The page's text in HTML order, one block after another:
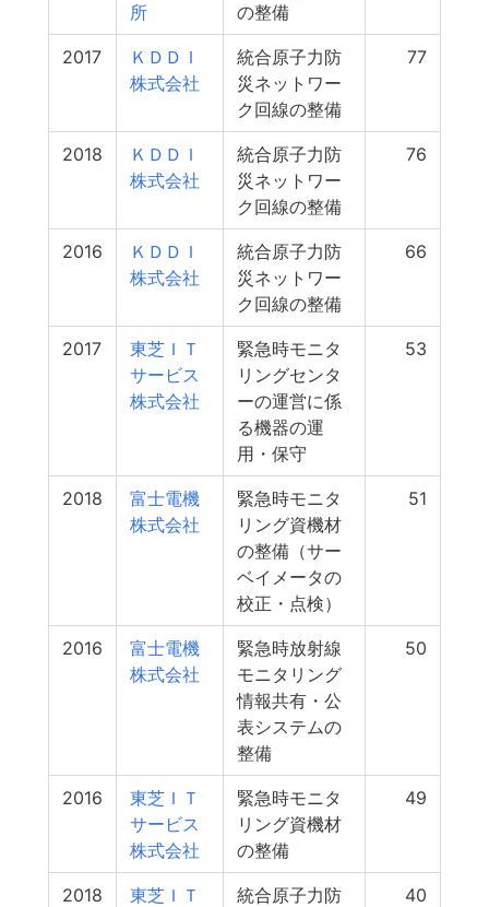
所
の整備
2017
ＫＤＤＩ
株式会社
統合原子力防
災ネットワー
ク回線の整備
77
2018
ＫＤＤＩ
株式会社
統合原子力防
災ネットワー
ク回線の整備
76
2016
ＫＤＤＩ
株式会社
統合原子力防
災ネットワー
ク回線の整備
66
2017
東芝ＩＴ
サービス
株式会社
緊急時モニタ
リングセンタ
ーの運営に係
る機器の運
用・保守
53
2018
富士電機
株式会社
緊急時モニタ
リング資機材
の整備（サー
ベイメータの
校正・点検）
51
2016
富士電機
株式会社
緊急時放射線
モニタリング
情報共有・公
表システムの
整備
50
2016
東芝ＩＴ
サービス
株式会社
緊急時モニタ
リング資機材
の整備
49
2018
東芝ＩＴ
統合原子力防
40